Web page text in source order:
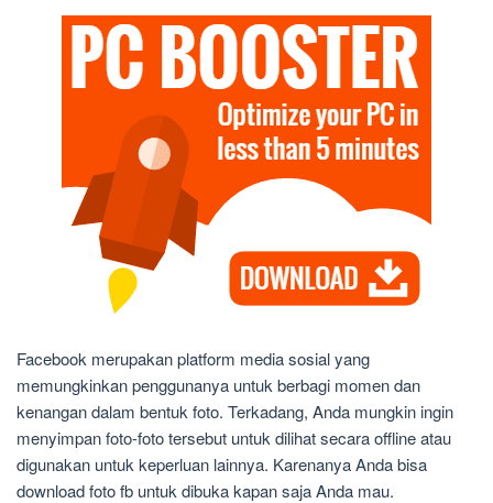
Facebook merupakan platform media sosial yang
memungkinkan penggunanya untuk berbagi momen dan
kenangan dalam bentuk foto. Terkadang, Anda mungkin ingin
menyimpan foto-foto tersebut untuk dilihat secara offline atau
digunakan untuk keperluan lainnya. Karenanya Anda bisa
download foto fb untuk dibuka kapan saja Anda mau.